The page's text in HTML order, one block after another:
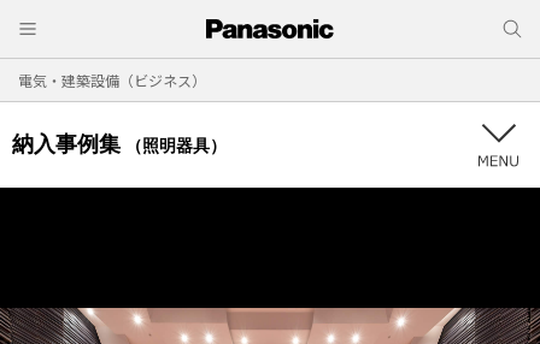
電気・建築設備（ビジネス）
納入事例集 （照明器具）